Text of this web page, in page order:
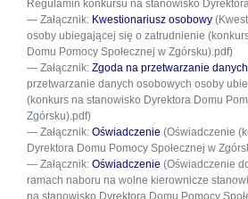
Regulamin konkursu na stanowisko
Załącznik: Kwestionariusz osobowy
osoby ubiegającej się o zatrudnienie
Domu Pomocy Społecznej w Zgórsku).pdf)
Załącznik: Zgoda na przetwarzanie
przetwarzanie danych osobowych osoby
(konkurs na stanowisko Dyrektora Domu
Zgórsku).pdf)
Załącznik: Oświadczenie (Oświadczenie
Dyrektora Domu Pomocy Społecznej w
Załącznik: Oświadczenie (Oświadczenie
ramach naboru na wolne kierownicze
na stanowisko Dyrektora Domu Pomocy